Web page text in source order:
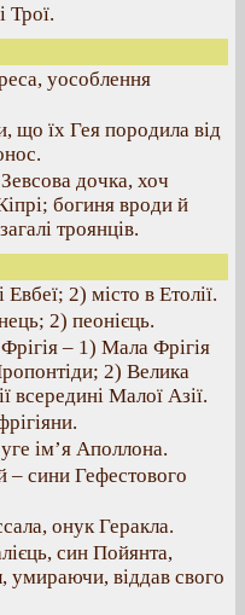
Трої.
уособлення
що їх Гея породила від
дочка, хоч
богиня вроди й
троянців.
2) місто в Етолії.
2) пеонієць.
– 1) Мала Фрігія
2) Велика
всередині Малої Азії.
ім’я Аполлона.
– сини Гефестового
онук Геракла.
син Пойянта,
умираючи, віддав свого